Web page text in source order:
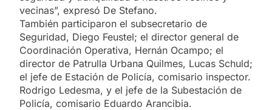
vecinas”, expresó De Stefano.
También participaron el subsecretario de
Seguridad, Diego Feustel; el director general de
Coordinación Operativa, Hernán Ocampo; el
director de Patrulla Urbana Quilmes, Lucas Schuld;
el jefe de Estación de Policía, comisario inspector.
Rodrigo Ledesma, y el jefe de la Subestación de
Policía, comisario Eduardo Arancibia.